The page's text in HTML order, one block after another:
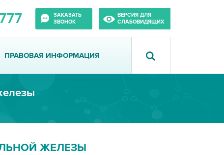
ЗАКАЗАТЬ
ЗВОНОК
ВЕРСИЯ ДЛЯ
СЛАБОВИДЯЩИХ
ПРАВОВАЯ ИНФОРМАЦИЯ
ЖЕЛЕЗЫ